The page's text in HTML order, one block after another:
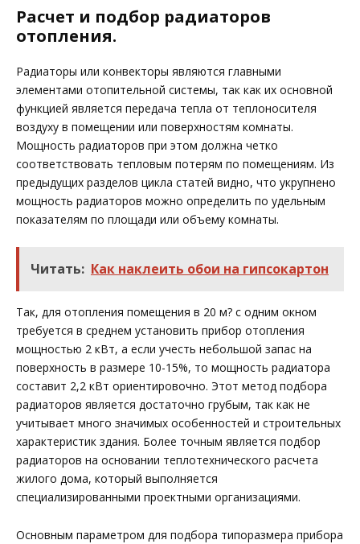
Расчет и подбор радиаторов
отопления.
Радиаторы или конвекторы являются главными
элементами отопительной системы, так как их основной
функцией является передача тепла от теплоносителя
воздуху в помещении или поверхностям комнаты.
Мощность радиаторов при этом должна четко
соответствовать тепловым потерям по помещениям. Из
предыдущих разделов цикла статей видно, что укрупнено
мощность радиаторов можно определить по удельным
показателям по площади или объему комнаты.
Читать: Как наклеить обои на гипсокартон
Так, для отопления помещения в 20 м? с одним окном
требуется в среднем установить прибор отопления
мощностью 2 кВт, а если учесть небольшой запас на
поверхность в размере 10-15%, то мощность радиатора
составит 2,2 кВт ориентировочно. Этот метод подбора
радиаторов является достаточно грубым, так как не
учитывает много значимых особенностей и строительных
характеристик здания. Более точным является подбор
радиаторов на основании теплотехнического расчета
жилого дома, который выполняется
специализированными проектными организациями.
Основным параметром для подбора типоразмера прибора